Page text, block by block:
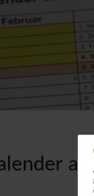
als